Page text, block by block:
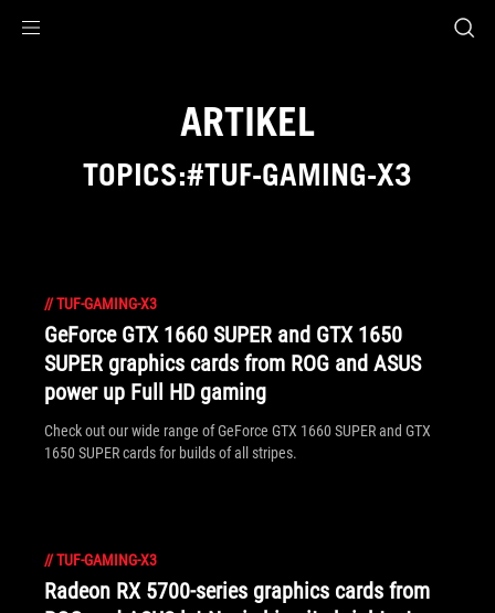
ARTIKEL
TOPICS:#TUF-GAMING-X3
//TUF-GAMING-X3
GeForce GTX 1660 SUPER and GTX 1650
SUPER graphics cards from ROG and ASUS
power up Full HD gaming
Check out our wide range of GeForce GTX 1660 SUPER and GTX
1650 SUPER cards for builds of all stripes.
//TUF-GAMING-X3
Radeon RX 5700-series graphics cards from